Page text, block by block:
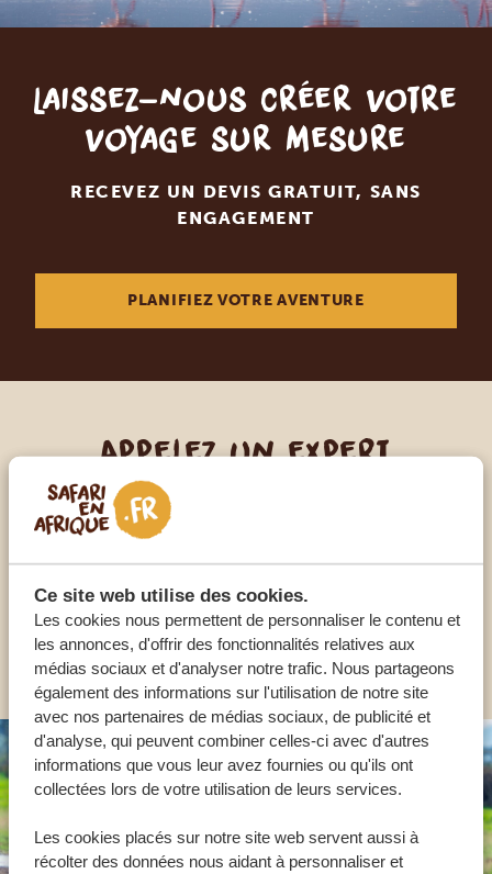
Ce site web utilise des cookies.
Les cookies nous permettent de personnaliser le contenu et
les annonces, d'offrir des fonctionnalités relatives aux
médias sociaux et d'analyser notre trafic. Nous partageons
également des informations sur l'utilisation de notre site
avec nos partenaires de médias sociaux, de publicité et
d'analyse, qui peuvent combiner celles-ci avec d'autres
informations que vous leur avez fournies ou qu'ils ont
collectées lors de votre utilisation de leurs services.
Les cookies placés sur notre site web servent aussi à
récolter des données nous aidant à personnaliser et
Laissez-nous créer votre
voyage sur mesure
RECEVEZ UN DEVIS GRATUIT, SANS
ENGAGEMENT
PLANIFIEZ VOTRE AVENTURE
Appelez un expert
NOS SPÉCIALISTES SONT LÀ POUR VOUS
FR: +33 2 57 88 00 88
AUTRES PAYS